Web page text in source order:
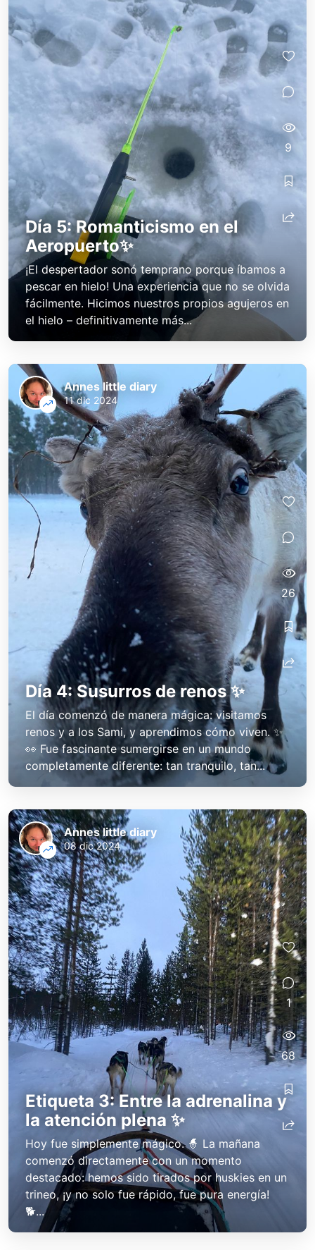
Annes little diary
Annes little diary
Día 5: Romanticismo en el
Aeropuerto✨
¡El despertador sonó temprano porque íbamos a
pescar en hielo! Una experiencia que no se olvida
fácilmente. Hicimos nuestros propios agujeros en
el hielo – definitivamente más...
9
Día 4: Susurros de renos ✨
El día comenzó de manera mágica: visitamos
renos y a los Sami, y aprendimos cómo viven. ✨
👀 Fue fascinante sumergirse en un mundo
completamente diferente: tan tranquilo, tan...
Annes little diary
11 dic 2024
26
Etiqueta 3: Entre la adrenalina y
la atención plena ✨
Hoy fue simplemente mágico. 🧙 La mañana
comenzó directamente con un momento
destacado: hemos sido tirados por huskies en un
trineo, ¡y no solo fue rápido, fue pura energía!
🐕...
Annes little diary
08 dic 2024
1
68